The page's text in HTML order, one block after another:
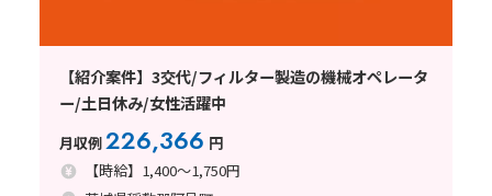
【紹介案件】3交代/フィルター製造の機械オペレータ
ー/土日休み/女性活躍中
月収例226,366 円
【時給】1,400～1,750円